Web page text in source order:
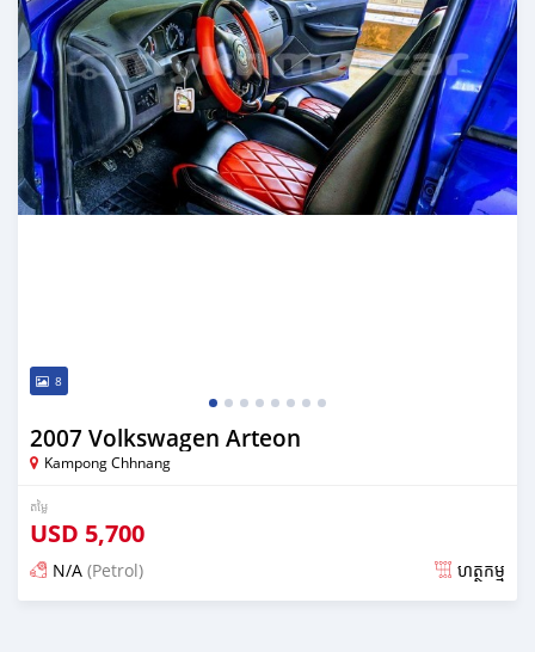
8
2007 Volkswagen Arteon
Kampong Chhnang
តម្លៃ
USD 5,700
N/A (Petrol) ហត្ថកម្ម